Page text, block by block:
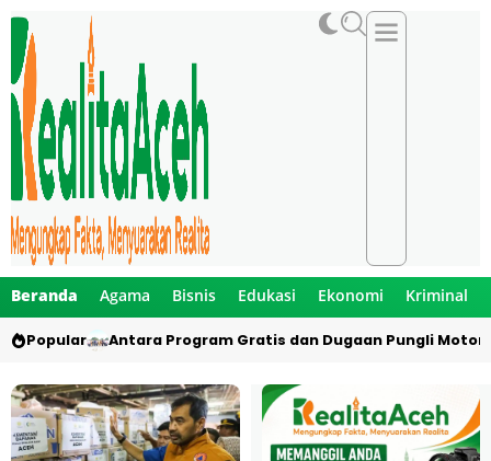
Beranda Agama Bisnis Edukasi Ekonomi Kriminal
Popular Antara Program Gratis dan Dugaan Pungli Motor